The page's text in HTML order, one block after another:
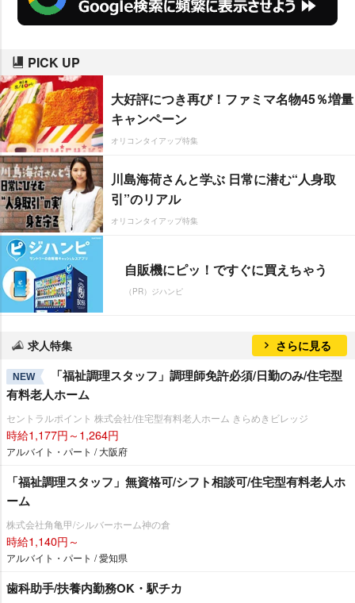
PICK UP
大好評につき再び！ファミマ名物45％増量
キャンペーン
オリコンタイアップ特集
川島海荷さんと学ぶ 日常に潜む“人身取
引”のリアル
オリコンタイアップ特集
自販機にピッ！ですぐに買えちゃう
（PR）ジハンピ
求人特集 さらに見る
NEW
「福祉調理スタッフ」調理師免許必須/日勤のみ/住宅型
有料老人ホーム
セントラルポイント 株式会社/住宅型有料老人ホーム きらめきビレッジ
時給1,177円～1,264円
アルバイト・パート / 大阪府
「福祉調理スタッフ」無資格可/シフト相談可/住宅型有料老人ホ
ーム
株式会社角亀甲/シルバーホーム神の倉
時給1,140円～
アルバイト・パート / 愛知県
歯科助手/扶養内勤務OK・駅チカ